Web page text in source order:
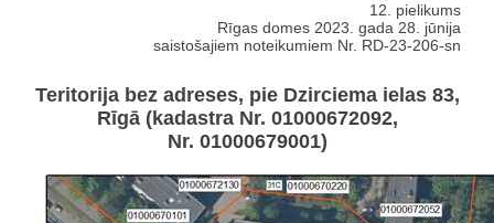
12. pielikums
Rīgas domes 2023. gada 28. jūnija
saistošajiem noteikumiem Nr. RD-23-206-sn
Teritorija bez adreses, pie Dzirciema ielas 83,
Rīgā (kadastra Nr. 01000672092,
Nr. 01000679001)